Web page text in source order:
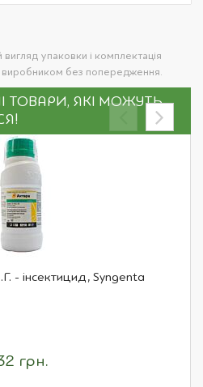
упаковки і комплектація
без попередження.
ТОВАРИ, ЯКІ МОЖУТЬ
- інсектицид, Syngenta
грн.